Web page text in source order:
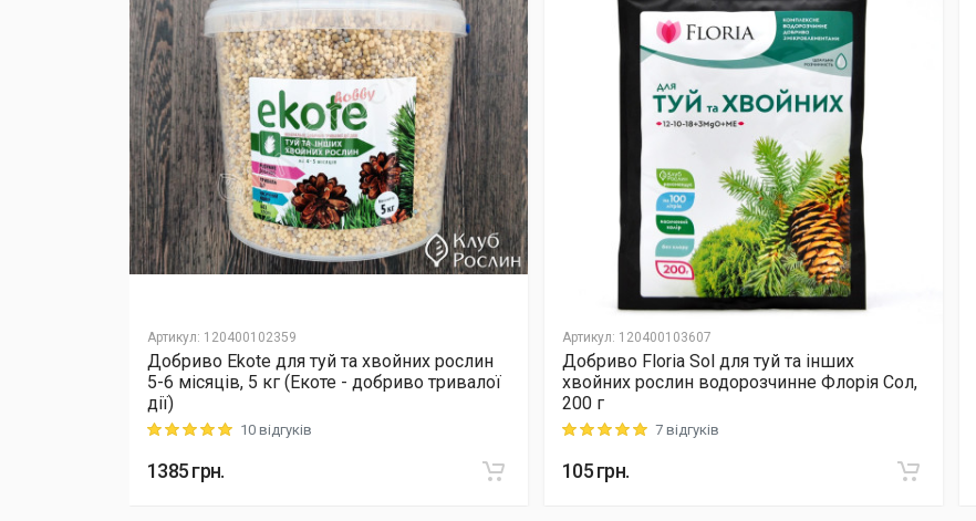
Артикул: 120400102359
Добриво Еkote для туй та хвойних рослин
5-6 місяців, 5 кг (Екоте - добриво тривалої
дії)
Rating: 5 out of 510 відгуків
1385грн.
Артикул: 120400103607
Добриво Floria Sol для туй та інших
хвойних рослин водорозчинне Флорія Сол,
200 г
Rating: 5 out of 57 відгуків
105грн.